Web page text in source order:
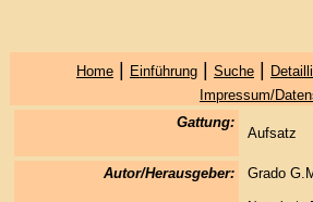
Home| Einführung| Suche|
Impressum/
Gattung:
Aufsatz
Autor/Herausgeber:
Grado